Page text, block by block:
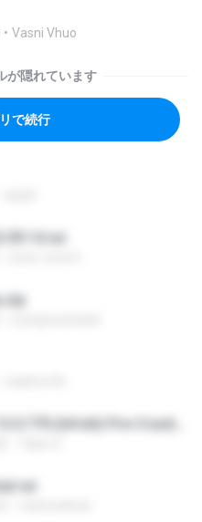
Vasni Vhuo
が隠れています
で続行